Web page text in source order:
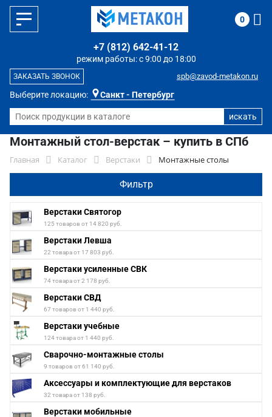
Выберите локацию: Санкт - Петербург
режим работы: с 9:00 до 18:00
+7 (812) 642-41-12
spb@zavod-metakon.ru
ЗАКАЗАТЬ ЗВОНОК
0
Монтажный стол-верстак – купить в СПб
Главная Каталог Верстаки Монтажные столы
Фильтр
Верстаки Святогор
125 товаров от 14 820 руб.
Верстаки Левша
22 товара от 17 803 руб.
Верстаки усиленные СВК
74 товара от 2 178 руб.
Верстаки СВД
67 товаров от 1 440 руб.
Верстаки учебные
124 товара от 1 440 руб.
Сварочно-монтажные столы
9 товаров от 61 140 руб.
Аксессуары и комплектующие для верстаков
32 товара от 138 руб.
Верстаки мобильные